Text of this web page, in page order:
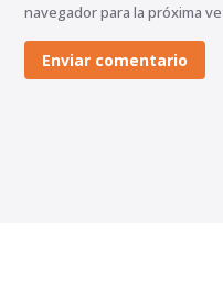
navegador para la próxima
Enviar comentario